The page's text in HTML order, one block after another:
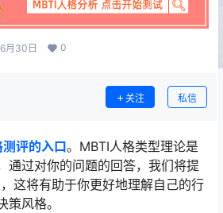
月30日 0
关注 私信
评的入口。MBTI人格类型理论是
通过对你的问题的回答，我们将提
这将有助于你更好地理解自己的行
风格。